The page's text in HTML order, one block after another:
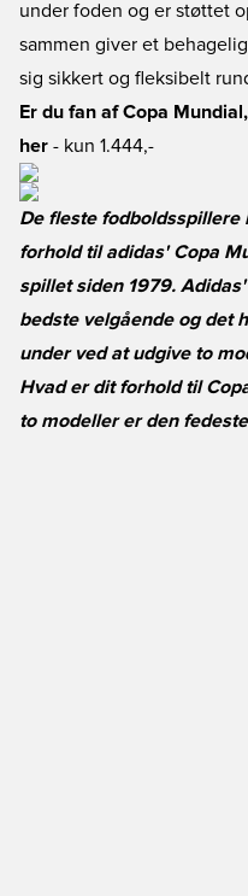
under foden og er støttet
sammen giver et
sig sikkert og fleksibelt
Er du fan af Copa
her - kun 1.444,-
De fleste fodboldsspillere
forhold til adidas' Copa
spillet siden 1979.
bedste velgående og det
under ved at udgive to
Hvad er dit forhold til
to modeller er den